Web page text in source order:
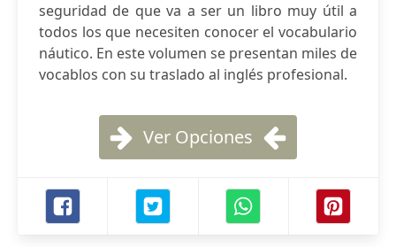
seguridad de que va a ser un libro muy útil a
todos los que necesiten conocer el vocabulario
náutico. En este volumen se presentan miles de
vocablos con su traslado al inglés profesional.
Ver Opciones